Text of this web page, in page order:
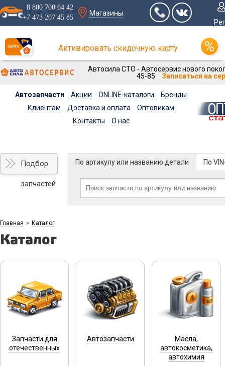
8 800 700 64 42
+7 473 207 45 85
Магазины
Активировать скидочную карту
Автосила СТО - Автосервис нового
45-85
Записаться на
Автозапчасти Акции ONLINE-каталоги
Бренды
Клиентам
Доставка и оплата
Оптовикам
Контакты
О нас
Подбор
запчастей
По артикулу или названию детали По
Главная > Каталог
Каталог
Запчасти для
отечественных
Автозапчасти
Масла,
автокосметика,
автохимия